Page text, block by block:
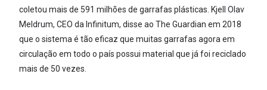
coletou mais de 591 milhões de garrafas plásticas. Kjell Olav
Meldrum, CEO da Infinitum, disse ao The Guardian em 2018
que o sistema é tão eficaz que muitas garrafas agora em
circulação em todo o país possui material que já foi reciclado
mais de 50 vezes.